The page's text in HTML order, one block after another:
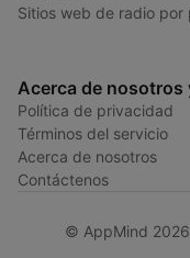
Sitios web de radio por
Acerca de nosotros
Política de privacidad
Términos del servicio
Acerca de nosotros
Contáctenos
© AppMind